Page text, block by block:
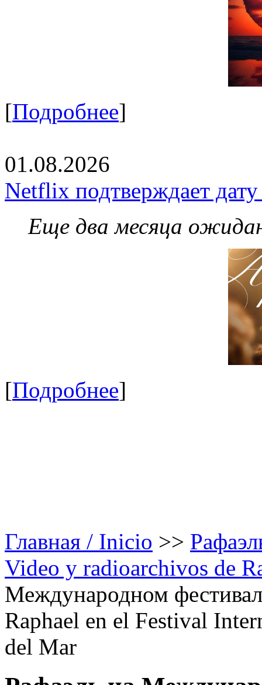
[Подробнее]
01.08.2026
Netflix подтверждает
Еще два месяца
[Подробнее]
Главная / Inicio >>
Video y radioarchivos de
Международном
Raphael en el Festival
del Mar